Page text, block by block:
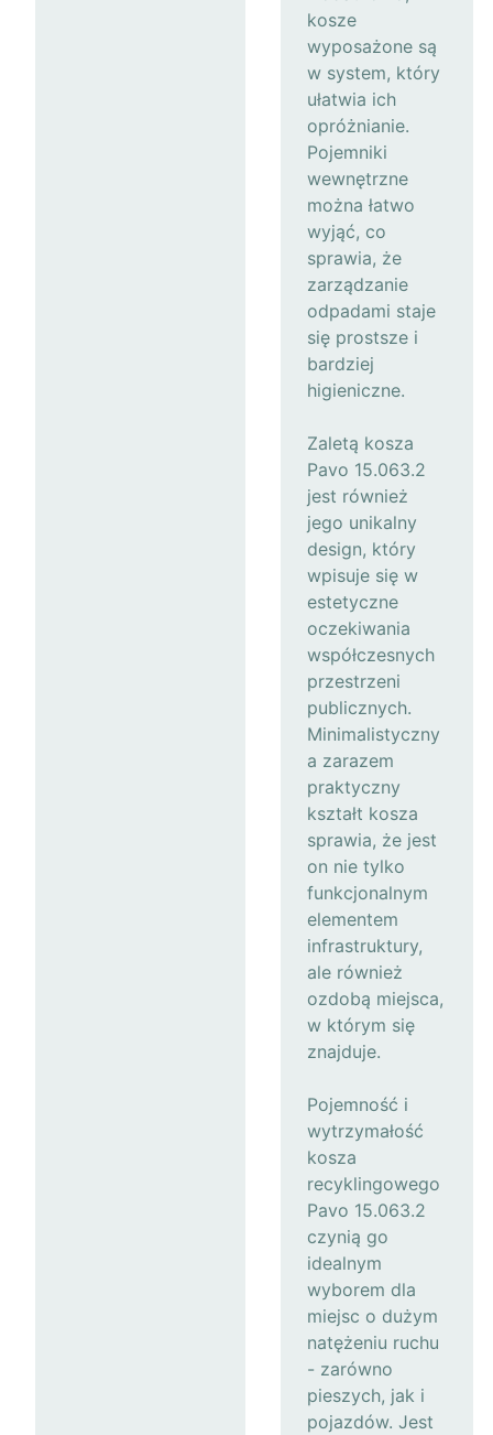
kosze
wyposażone są
w system, który
ułatwia ich
opróżnianie.
Pojemniki
wewnętrzne
można łatwo
wyjąć, co
sprawia, że
zarządzanie
odpadami staje
się prostsze i
bardziej
higieniczne.
Zaletą kosza
Pavo 15.063.2
jest również
jego unikalny
design, który
wpisuje się w
estetyczne
oczekiwania
współczesnych
przestrzeni
publicznych.
Minimalistyczny
a zarazem
praktyczny
kształt kosza
sprawia, że jest
on nie tylko
funkcjonalnym
elementem
infrastruktury,
ale również
ozdobą miejsca,
w którym się
znajduje.
Pojemność i
wytrzymałość
kosza
recyklingowego
Pavo 15.063.2
czynią go
idealnym
wyborem dla
miejsc o dużym
natężeniu ruchu
- zarówno
pieszych, jak i
pojazdów. Jest